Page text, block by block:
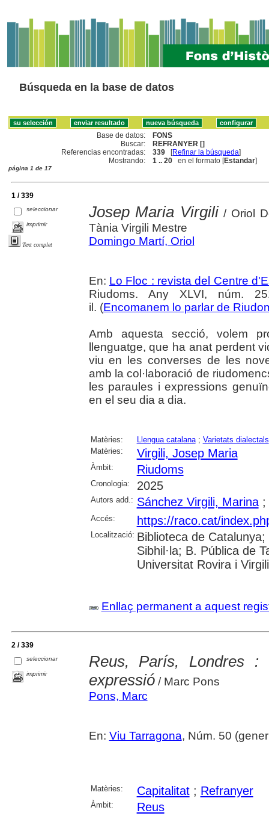
Búsqueda en la base de datos
Base de datos:
FONS
Buscar:
REFRANYER []
Referencias encontradas:
339 [Refinar la búsqueda]
Mostrando:
1 .. 20 en el formato [Estandar]
página 1 de 17
1 / 339
seleccionar
imprimir
Text complet
Josep Maria Virgili / Oriol
Tània Virgili Mestre
Domingo Martí, Oriol
En: Lo Floc : revista del Centre
Riudoms. Any XLVI, núm.
il. (Encomanem lo parlar de
Amb aquesta secció, volem
llenguatge, que ha anat perdent
viu en les converses de les
amb la col·laboració de
les paraules i expressions
en el seu dia a dia.
Matèries: Llengua catalana; Varietats dialectals
Matèries:
Virgili, Josep Maria
Àmbit: Riudoms
Cronologia: 2025
Autors add.: Sánchez Virgili, Marina;
Accés: https://raco.cat/
Localització: Biblioteca de
Sibhil·la; B. Pública de
Universitat Rovira i Virgili
Enllaç permanent a aquest
2 / 339
seleccionar
imprimir
Reus, París, Londres
expressió/ Marc Pons
Pons, Marc
En: Viu Tarragona, Núm. 50
Matèries: Capitalitat; Refranyer
Àmbit: Reus